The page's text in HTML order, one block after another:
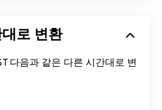
로 변환
다음과 같은 다른 시간대로 변